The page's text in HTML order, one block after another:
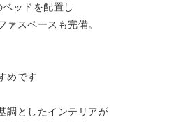
ッドを配置し
ァスペースも完備。
めです
調としたインテリアが